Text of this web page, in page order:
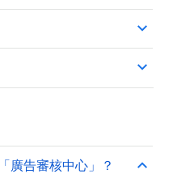
廣告審核中心」？